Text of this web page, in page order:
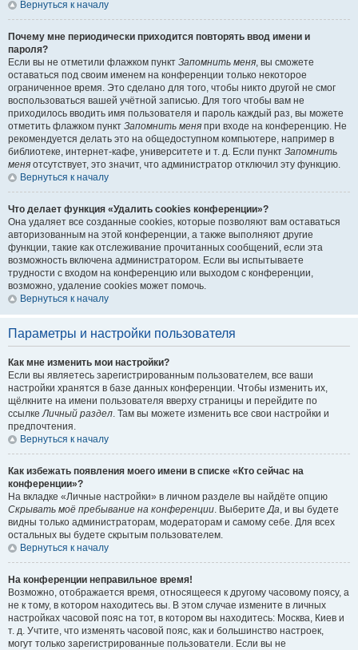
Вернуться к началу
Почему мне периодически приходится повторять ввод имени и
пароля?
Если вы не отметили флажком пункт Запомнить меня, вы сможете
оставаться под своим именем на конференции только некоторое
ограниченное время. Это сделано для того, чтобы никто другой не смог
воспользоваться вашей учётной записью. Для того чтобы вам не
приходилось вводить имя пользователя и пароль каждый раз, вы можете
отметить флажком пункт Запомнить меня при входе на конференцию. Не
рекомендуется делать это на общедоступном компьютере, например в
библиотеке, интернет-кафе, университете и т. д. Если пункт Запомнить
меня отсутствует, это значит, что администратор отключил эту функцию.
Вернуться к началу
Что делает функция «Удалить cookies конференции»?
Она удаляет все созданные cookies, которые позволяют вам оставаться
авторизованным на этой конференции, а также выполняют другие
функции, такие как отслеживание прочитанных сообщений, если эта
возможность включена администратором. Если вы испытываете
трудности с входом на конференцию или выходом с конференции,
возможно, удаление cookies может помочь.
Вернуться к началу
Параметры и настройки пользователя
Как мне изменить мои настройки?
Если вы являетесь зарегистрированным пользователем, все ваши
настройки хранятся в базе данных конференции. Чтобы изменить их,
щёлкните на имени пользователя вверху страницы и перейдите по
ссылкеЛичный раздел. Там вы можете изменить все свои настройки и
предпочтения.
Вернуться к началу
Как избежать появления моего имени в списке «Кто сейчас на
конференции»?
На вкладке «Личные настройки» в личном разделе вы найдёте опцию
Скрывать моё пребывание на конференции. ВыберитеДа, и вы будете
видны только администраторам, модераторам и самому себе. Для всех
остальных вы будете скрытым пользователем.
Вернуться к началу
На конференции неправильное время!
Возможно, отображается время, относящееся к другому часовому поясу, а
не к тому, в котором находитесь вы. В этом случае измените в личных
настройках часовой пояс на тот, в котором вы находитесь: Москва, Киев и
т. д. Учтите, что изменять часовой пояс, как и большинство настроек,
могут только зарегистрированные пользователи. Если вы не